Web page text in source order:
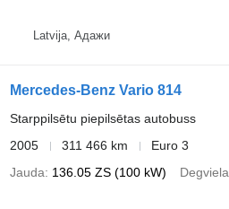
Latvija, Адажи
Mercedes-Benz Vario 814
Starppilsētu piepilsētas autobuss
2005
311 466 km
Euro 3
Jauda
136.05 ZS (100 kW) Degviela